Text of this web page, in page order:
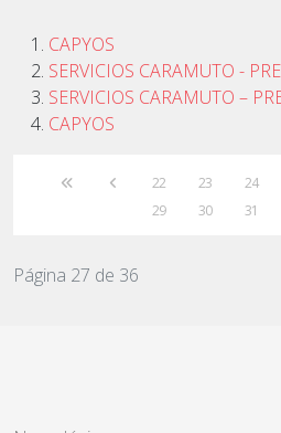
CAPYOS
SERVICIOS CARAMUTO -
SERVICIOS CARAMUTO –
CAPYOS
22 23 24
29
30 31
Página 27 de 36